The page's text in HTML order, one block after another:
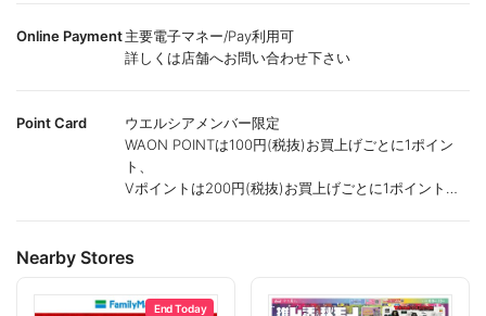
Online Payment主要電子マネー/Pay利用可
詳しくは店舗へお問い合わせ下さい
Point Card
ウエルシアメンバー限定
WAON POINTは100円(税抜)お買上げごとに1ポイン
ト、
Vポイントは200円(税抜)お買上げごとに1ポイント進
Nearby Stores
End Today